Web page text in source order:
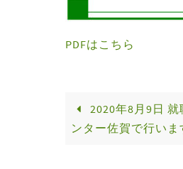
PDFはこちら
2020年8月9日
ンター佐賀で行いま